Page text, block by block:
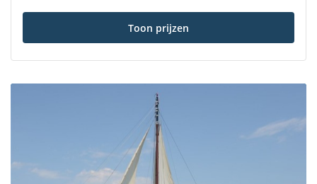
Toon prijzen